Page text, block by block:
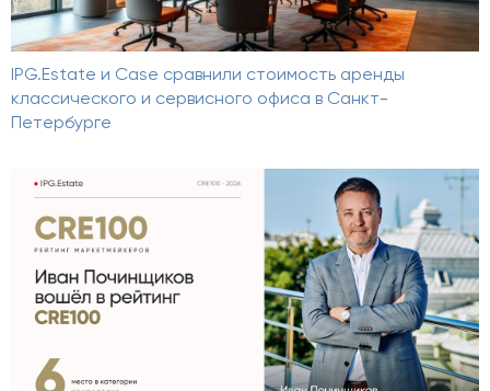
IPG.Estate и Case сравнили стоимость аренды
классического и сервисного офиса в Санкт-
Петербурге